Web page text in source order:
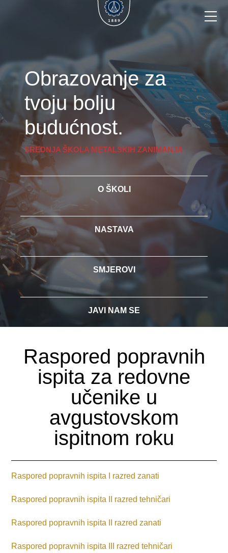
Obrazovanje za
tvoju bolju
budućnost.
SREDNJA ŠKOLA METALSKIH ZANIMANJA
O ŠKOLI
NASTAVA
SMJEROVI
JAVI NAM SE
Raspored popravnih
ispita za redovne
učenike u
avgustovskom
ispitnom roku
Raspored popravnih ispita I razred zanati
Raspored popravnih ispita II razred tehničari
Raspored popravnih ispita II razred zanati
Raspored popravnih ispita III razred tehničari